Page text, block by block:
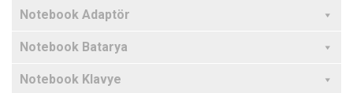
Notebook Adaptör
Notebook Batarya
Notebook Klavye